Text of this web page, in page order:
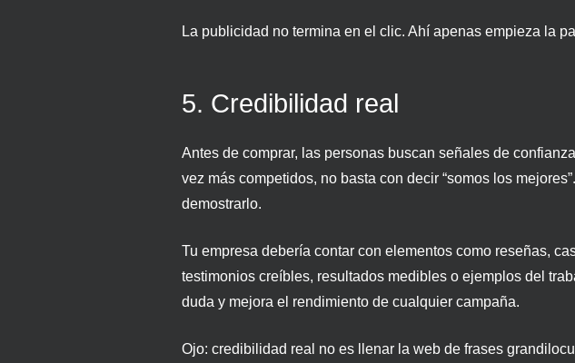
La publicidad no termina en el clic. Ahí apenas empieza la
5. Credibilidad real
Antes de comprar, las personas buscan señales de
vez más competidos, no basta con decir “somos los
demostrarlo.
Tu empresa debería contar con elementos como reseñas,
testimonios creíbles, resultados medibles o ejemplos del
duda y mejora el rendimiento de cualquier campaña.
Ojo: credibilidad real no es llenar la web de frases